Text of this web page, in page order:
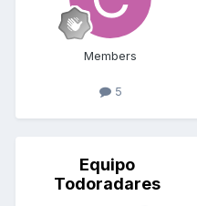
Members
5
Equipo
Todoradares